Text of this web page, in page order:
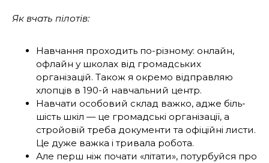
Як вчать пілотів:
Навчання проходить по-різному: онлайн,
офлайн у школах від громадських
організацій. Також я окремо відправляю
хлопців в 190-й навчальний центр.
Навчати особовий склад важко, адже біль­
шість шкіл — це громадські організації, а
стро­йовій треба документи та офіційні листи.
Це дуже важка і тривала робота.
Але перш ніж почати «літати», потурбуйся про